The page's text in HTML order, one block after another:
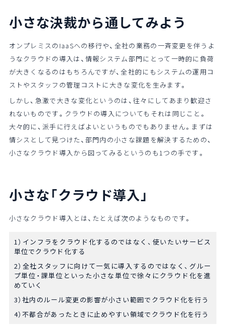
小さな決裁から通してみよう
オンプレミスのIaaSへの移行や、全社の業務の一斉変更を伴うよ
うなクラウドの導入は、情報システム部門にとって一時的に負荷
が大きくなるのはもちろんですが、全社的にもシステムの運用コ
ストやスタッフの管理コストに大きな変化を生みます。
しかし、急激で大きな変化というのは、往々にしてあまり歓迎さ
れないものです。クラウドの導入についてもそれは同じこと。
大々的に、派手に行えばよいというものでもありません。まずは
情シスとして見つけた、部門内の小さな課題を解決するための、
小さなクラウド導入から図ってみるというのも1つの手です。
小さな「クラウド導入」
小さなクラウド導入とは、たとえば次のようなものです。
1）インフラをクラウド化するのではなく、使いたいサービス
単位でクラウド化する
2）全社スタッフに向けて一気に導入するのではなく、グルー
プ単位・課単位といった小さな単位で徐々にクラウド化を進
めていく
3）社内のルール変更の影響が小さい範囲でクラウド化を行う
4）不都合があったときに止めやすい領域でクラウド化を行う